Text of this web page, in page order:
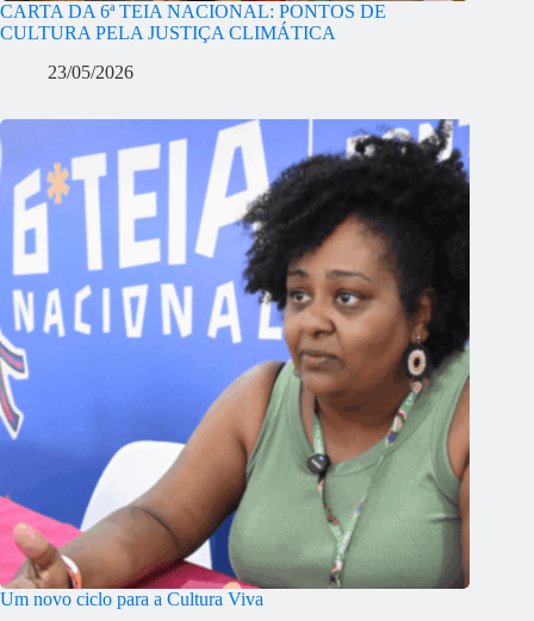
CARTA DA 6ª TEIA NACIONAL: PONTOS DE
CULTURA PELA JUSTIÇA CLIMÁTICA
23/05/2026
Um novo ciclo para a Cultura Viva